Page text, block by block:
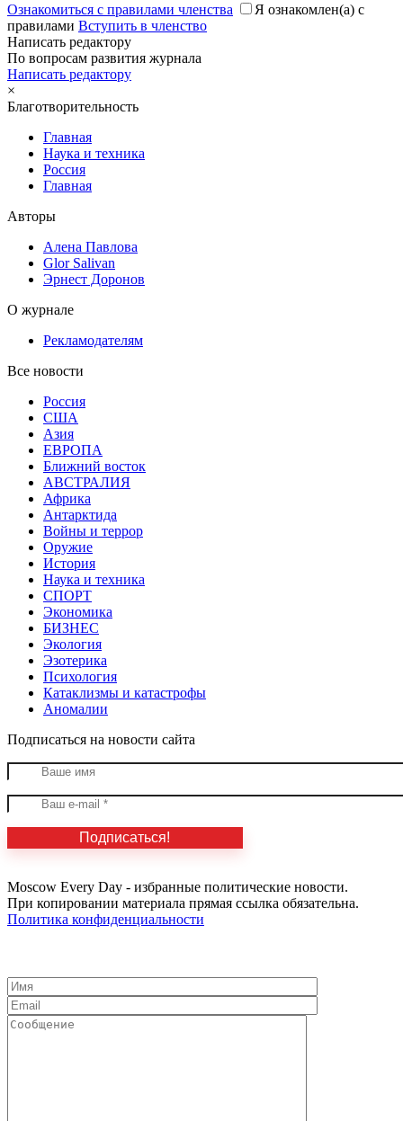
Ознакомиться с правилами членства
Я ознакомлен(а) с
правилами Вступить в членство
Написать редактору
По вопросам развития журнала
Написать редактору
×
Благотворительность
Главная
Наука и техника
Россия
Главная
Авторы
Алена Павлова
Glor Salivan
Эрнест Доронов
О журнале
Рекламодателям
Все новости
Россия
США
Азия
ЕВРОПА
Ближний восток
АВСТРАЛИЯ
Африка
Антарктида
Войны и террор
Оружие
История
Наука и техника
СПОРТ
Экономика
БИЗНЕС
Экология
Эзотерика
Психология
Катаклизмы и катастрофы
Аномалии
Подписаться на новости сайта
Moscow Every Day - избранные политические новости.
При копировании материала прямая ссылка обязательна.
Политика конфиденциальности